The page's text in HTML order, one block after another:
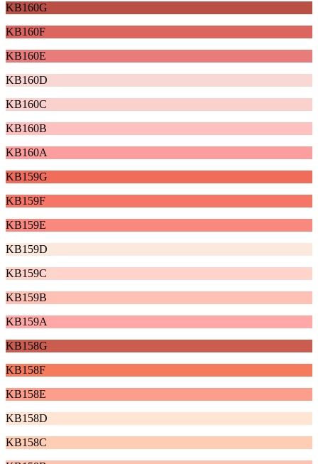
KB160G
KB160F
KB160E
KB160D
KB160C
KB160B
KB160A
KB159G
KB159F
KB159E
KB159D
KB159C
KB159B
KB159A
KB158G
KB158F
KB158E
KB158D
KB158C